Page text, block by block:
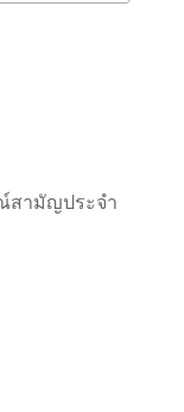
สามัญประจำ